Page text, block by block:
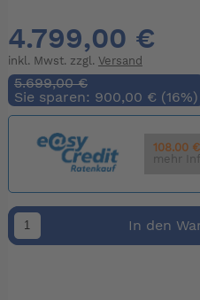
4.799,00 €
inkl. Mwst. zzgl. Versand
5.699,00 €
Sie sparen: 900,00 € (16%)
108.00
mehr
In den